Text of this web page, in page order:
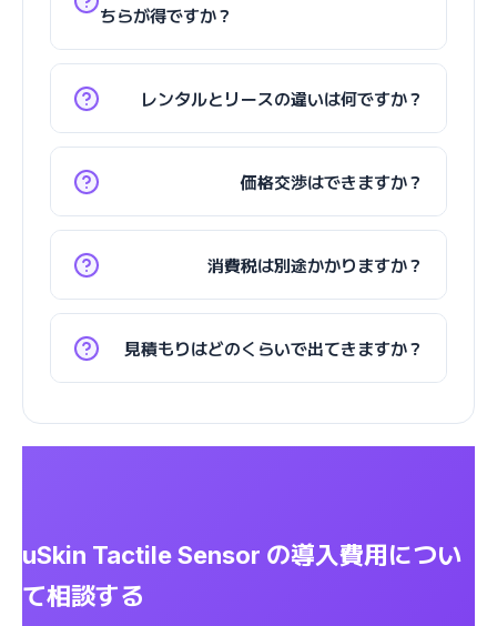
ちらが得ですか？
レンタルとリースの違いは何ですか？
価格交渉はできますか？
消費税は別途かかりますか？
見積もりはどのくらいで出てきますか？
uSkin Tactile Sensor の導入費用につい
て相談する